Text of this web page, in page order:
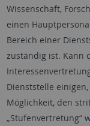
Wissenschaft,
einen
Bereich einer
zuständig ist. Kann
Dienststelle
Möglichkeit, den
„Stufenvertretung“